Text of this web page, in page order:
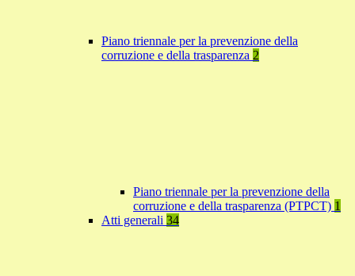
Piano triennale per la prevenzione della
corruzione e della trasparenza 2
Piano triennale per la prevenzione della
corruzione e della trasparenza (PTPCT) 1
Atti generali 34